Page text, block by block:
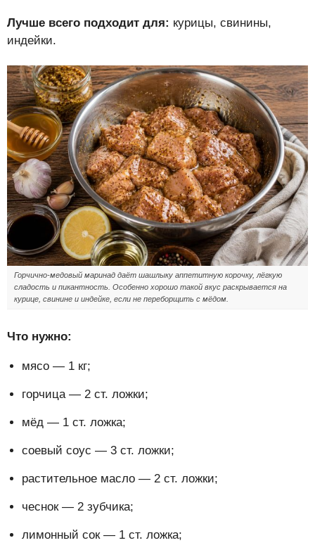
Лучше всего подходит для: курицы, свинины,
индейки.
Горчично-медовый маринад даёт шашлыку аппетитную корочку, лёгкую
сладость и пикантность. Особенно хорошо такой вкус раскрывается на
курице, свинине и индейке, если не переборщить с мёдом.
Что нужно:
мясо — 1 кг;
горчица — 2 ст. ложки;
мёд — 1 ст. ложка;
соевый соус — 3 ст. ложки;
растительное масло — 2 ст. ложки;
чеснок — 2 зубчика;
лимонный сок — 1 ст. ложка;